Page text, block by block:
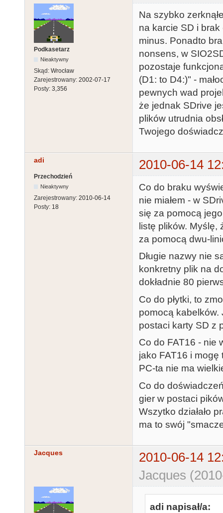
Podkasetarz
Nieaktywny
Skąd: Wrocław
Zarejestrowany: 2002-07-17
Posty: 3,356
Na szybko
na karcie SD i brak
minus. Ponadto
nonsens, w
pozostaje
(D1: to D4:)" -
pewnych wad
że jednak SDrive
plików utrudnia
Twojego
adi 2010-06-14
Przechodzień
Nieaktywny
Zarejestrowany: 2010-06-14
Posty: 18
Co do braku
nie miałem - w
się za pomocą
listę plików.
za pomocą dwu-
Długie nazwy nie
konkretny plik na
dokładnie 80
Co do płytki, to
pomocą kabelków.
postaci karty SD z
Co do FAT16 - nie
jako FAT16 i
PC-ta nie ma
Co do
gier w postaci
Wszytko działało
ma to swój
Jacques
2010-06-14
Jacques
adi napisał/a: